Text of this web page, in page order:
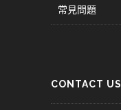
常見問題
CONTACT US